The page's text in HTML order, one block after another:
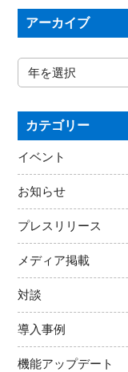
アーカイブ
カテゴリー
イベント
お知らせ
プレスリリース
メディア掲載
対談
導入事例
機能アップデート